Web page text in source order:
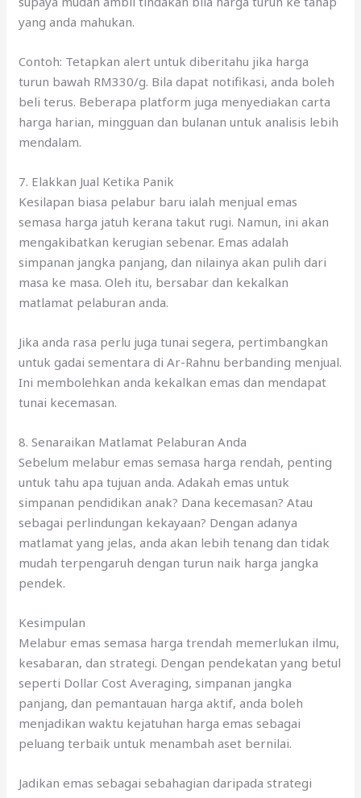
harga harian, mingguan dan bulanan untuk analisis lebih
7. Elakkan Jual Ketika Panik
Kesilapan biasa pelabur baru ialah menjual emas
semasa harga jatuh kerana takut rugi. Namun, ini akan
mengakibatkan kerugian sebenar. Emas adalah
masa ke masa. Oleh itu, bersabar dan kekalkan
matlamat pelaburan anda.
Jika anda rasa perlu juga tunai segera, pertimbangkan
untuk gadai sementara di Ar-Rahnu berbanding menjual.
Ini membolehkan anda kekalkan emas dan mendapat
tunai kecemasan.
8. Senaraikan Matlamat Pelaburan Anda
Sebelum melabur emas semasa harga rendah, penting
untuk tahu apa tujuan anda. Adakah emas untuk
simpanan pendidikan anak? Dana kecemasan? Atau
matlamat yang jelas, anda akan lebih tenang dan tidak
mudah terpengaruh dengan turun naik harga jangka
pendek.
Kesimpulan
Melabur emas semasa harga trendah memerlukan ilmu,
kesabaran, dan strategi. Dengan pendekatan yang betul
seperti Dollar Cost Averaging, simpanan jangka
menjadikan waktu kejatuhan harga emas sebagai
peluang terbaik untuk menambah aset bernilai.
Jadikan emas sebagai sebahagian daripada strategi
kewangan anda yang lebih kukuh. Waktu harga rendah
adalah waktu terbaik untuk bertindak dan bina
kekayaan dengan bijak.